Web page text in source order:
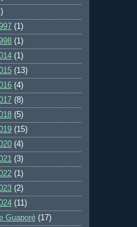
(1)
(1)
(1)
(13)
(4)
(8)
(5)
(15)
(4)
(3)
(1)
(2)
(11)
Guaporé (17)